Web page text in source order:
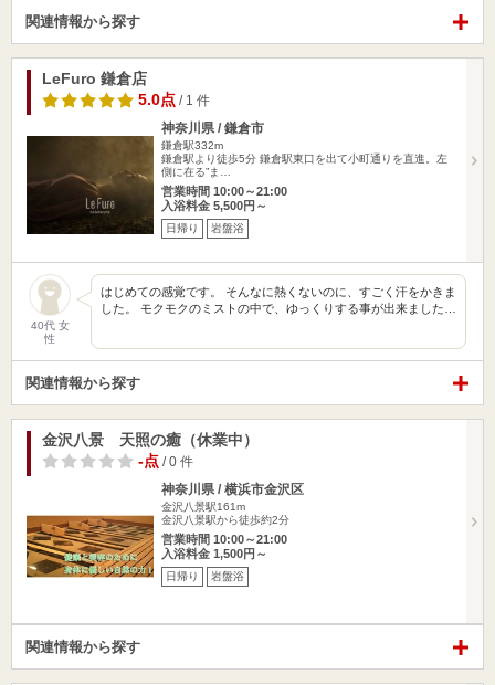
関連情報から探す
LeFuro 鎌倉店
5.0点 / 1 件
神奈川県 / 鎌倉市
鎌倉駅332m
鎌倉駅より徒歩5分 鎌倉駅東口を出て小町通りを直進。左
側に在る”ま…
営業時間 10:00～21:00
入浴料金 5,500円～
日帰り 岩盤浴
40代 女
性
はじめての感覚です。 そんなに熱くないのに、すごく汗をかきま
した。 モクモクのミストの中で、ゆっくりする事が出来ました…
関連情報から探す
金沢八景 天照の癒（休業中）
-点 / 0 件
神奈川県 / 横浜市金沢区
金沢八景駅161m
金沢八景駅から徒歩約2分
営業時間 10:00～21:00
入浴料金 1,500円～
日帰り 岩盤浴
関連情報から探す